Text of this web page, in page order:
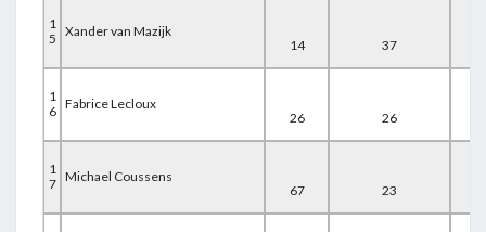
1
5
Xander van Mazijk
14
37
1
6 Fabrice Lecloux
26
26
1
7 Michael Coussens
67
23